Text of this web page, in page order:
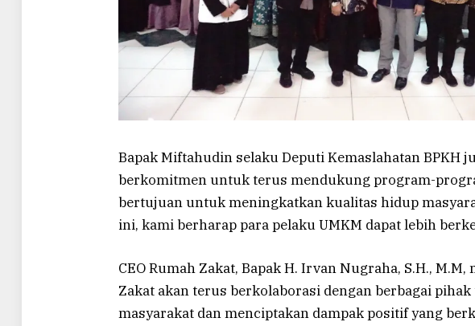
Bapak Miftahudin selaku Deputi Kemaslahatan BPKH
berkomitmen untuk terus mendukung program-
bertujuan untuk meningkatkan kualitas hidup
ini, kami berharap para pelaku UMKM dapat lebih
CEO Rumah Zakat, Bapak H. Irvan Nugraha, S.H.,
Zakat akan terus berkolaborasi dengan berbagai
masyarakat dan menciptakan dampak positif yang